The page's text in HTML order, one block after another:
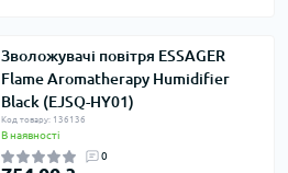
Зволожувачі повітря ESSAGER
Flame Aromatherapy Humidifier
Black (EJSQ-HY01)
Код товару: 136136
В наявності
0